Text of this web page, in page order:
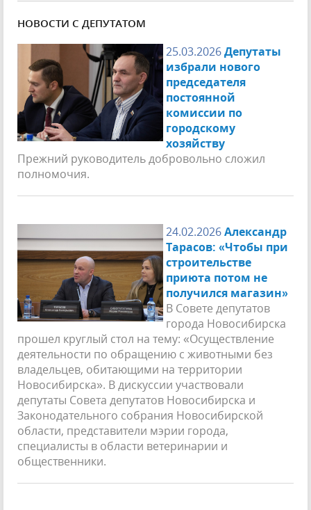
НОВОСТИ С ДЕПУТАТОМ
25.03.2026Депутаты
избрали нового
председателя
постоянной
комиссии по
городскому
хозяйству
Прежний руководитель добровольно сложил
полномочия.
24.02.2026Александр
Тарасов: «Чтобы при
строительстве
приюта потом не
получился магазин»
В Совете депутатов
города Новосибирска
прошел круглый стол на тему: «Осуществление
деятельности по обращению с животными без
владельцев, обитающими на территории
Новосибирска». В дискуссии участвовали
депутаты Совета депутатов Новосибирска и
Законодательного собрания Новосибирской
области, представители мэрии города,
специалисты в области ветеринарии и
общественники.